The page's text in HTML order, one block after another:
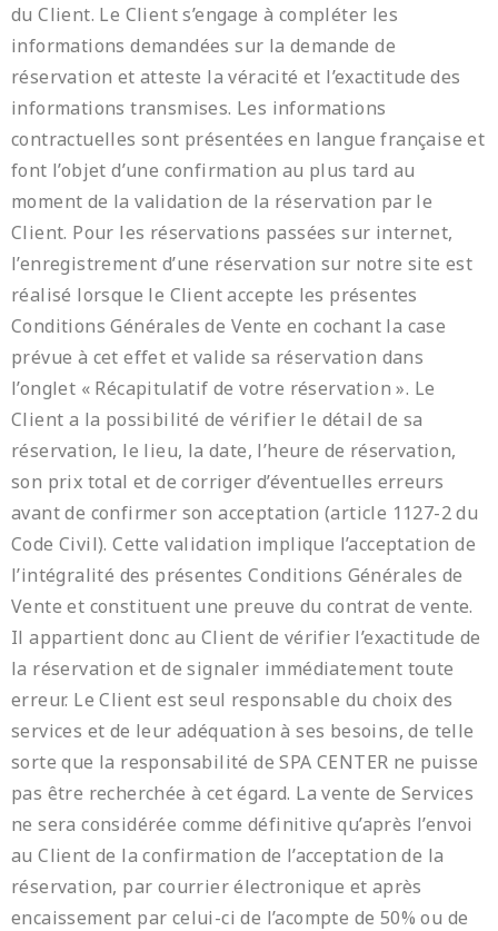
du Client. Le Client s’engage à compléter les
informations demandées sur la demande de
réservation et atteste la véracité et l’exactitude des
informations transmises. Les informations
contractuelles sont présentées en langue française et
font l’objet d’une confirmation au plus tard au
moment de la validation de la réservation par le
Client. Pour les réservations passées sur internet,
l’enregistrement d’une réservation sur notre site est
réalisé lorsque le Client accepte les présentes
Conditions Générales de Vente en cochant la case
prévue à cet effet et valide sa réservation dans
l’onglet « Récapitulatif de votre réservation ». Le
Client a la possibilité de vérifier le détail de sa
réservation, le lieu, la date, l’heure de réservation,
son prix total et de corriger d’éventuelles erreurs
avant de confirmer son acceptation (article 1127-2 du
Code Civil). Cette validation implique l’acceptation de
l’intégralité des présentes Conditions Générales de
Vente et constituent une preuve du contrat de vente.
Il appartient donc au Client de vérifier l’exactitude de
la réservation et de signaler immédiatement toute
erreur. Le Client est seul responsable du choix des
services et de leur adéquation à ses besoins, de telle
sorte que la responsabilité de SPA CENTER ne puisse
pas être recherchée à cet égard. La vente de Services
ne sera considérée comme définitive qu’après l’envoi
au Client de la confirmation de l’acceptation de la
réservation, par courrier électronique et après
encaissement par celui-ci de l’acompte de 50% ou de